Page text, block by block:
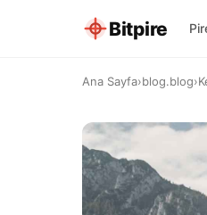
Bitpire
Ana Sayfa›blog.blog›